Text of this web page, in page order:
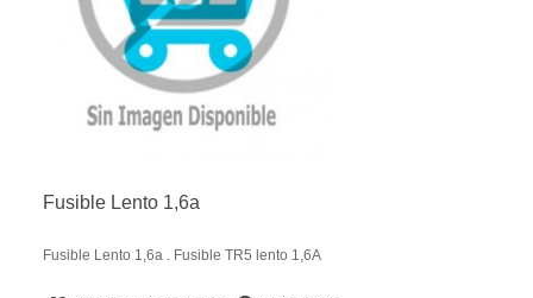
Fusible Lento 1,6a
Fusible Lento 1,6a . Fusible TR5 lento 1,6A